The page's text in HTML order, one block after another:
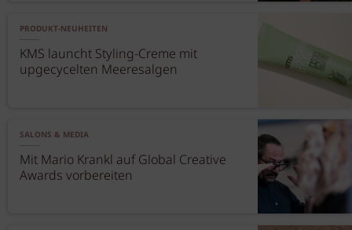
PRODUKT-NEUHEITEN
KMS launcht Styling-Creme mit
upgecycelten Meeresalgen
SALONS & MEDIA
Mit Mario Krankl auf Global Creative
Awards vorbereiten